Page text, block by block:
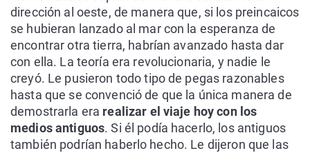
dirección al oeste, de manera que, si los preincaicos
se hubieran lanzado al mar con la esperanza de
encontrar otra tierra, habrían avanzado hasta dar
con ella. La teoría era revolucionaria, y nadie le
creyó. Le pusieron todo tipo de pegas razonables
hasta que se convenció de que la única manera de
demostrarla era realizar el viaje hoy con los
medios antiguos. Si él podía hacerlo, los antiguos
también podrían haberlo hecho. Le dijeron que las